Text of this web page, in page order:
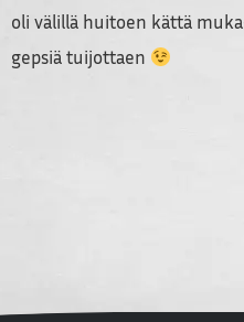
oli välillä huitoen kättä
gepsiä tuijottaen